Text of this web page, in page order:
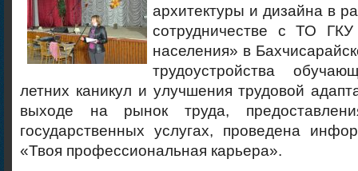
архитектуры и дизайна в
сотрудничестве с ТО ГКУ
населения» в
трудоустройства
летних каникул и улучшения трудовой
выходе на рынок труда,
государственных услугах, проведена
«Твоя профессиональная карьера».